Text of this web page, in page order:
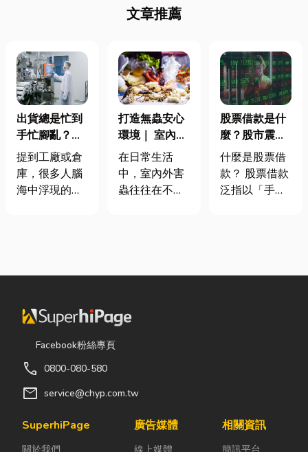
文章推薦
出貨總是忙到
手忙腳亂？包
裝自動化其實
沒有你想像中
那麼遙遠！
提到工廠或倉
庫，很多人腦
海中浮現的畫
著出貨。但你
許多企業早已
不再靠大量人
力完成包裝工
各種包裝機械
來提升效率。
路購物越來越
打造無蟲安心
環境｜ 室內外
害蟲防治全攻
略
在日常生活
中，室內外害
蟲往往在不知
渣或積水，容
食；陽台、庭
床。潮濕陰暗
吸引白蟻、蛾
股票借款是什
麼？股市震盪|
股票借款、股
票質借、當鋪
借款完整比較
什麼是股票借
款？ 股票借款
泛指以「手中
的融資方式，
為證券公司的
Facebook粉絲專頁
call 0800-080-580
mail service@chyp.com.tw
SuperhiPage
關於我們
廣告媒體
線上媒體
相關資訊
簡訊平台